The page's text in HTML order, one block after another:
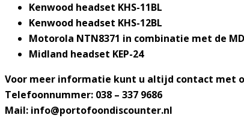
Kenwood headset KHS-11BL
Kenwood headset KHS-12BL
Motorola NTN8371 in combinatie met de
Midland headset KEP-24
Voor meer informatie kunt u altijd contact met
Telefoonnummer: 038 – 337 9686
Mail: info@portofoondiscounter.nl